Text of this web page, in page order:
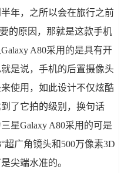
年，之所以会在旅行之前
的原因，那就是这款手机
A80采用的是具有开
是说，手机的后置摄像头
使用，如此设计不仅炫酷
了它拍的级别，换句话
星Galaxy A80采用的可是
超广角镜头和500万像素3D
尖端水准的。